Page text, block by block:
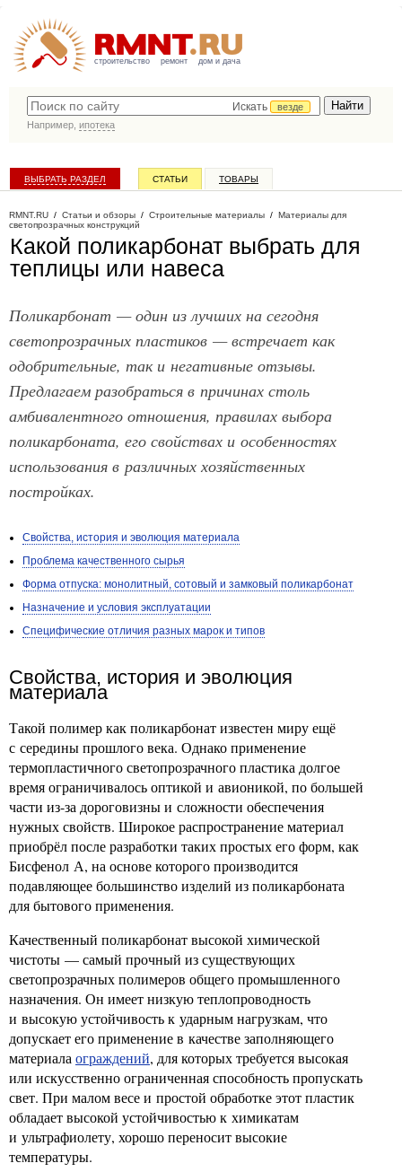
строительство ремонт дом и дача
Искать
везде
Например, ипотека
ВЫБРАТЬ РАЗДЕЛ СТАТЬИ ТОВАРЫ
RMNT.RU / Статьи и обзоры / Строительные материалы / Материалы для
светопрозрачных конструкций
Какой поликарбонат выбрать для
теплицы или навеса
Поликарбонат — один из лучших на сегодня
светопрозрачных пластиков — встречает как
одобрительные, так и негативные отзывы.
Предлагаем разобраться в причинах столь
амбивалентного отношения, правилах выбора
поликарбоната, его свойствах и особенностях
использования в различных хозяйственных
постройках.
Свойства, история и эволюция материала
Проблема качественного сырья
Форма отпуска: монолитный, сотовый и замковый поликарбонат
Назначение и условия эксплуатации
Специфические отличия разных марок и типов
Свойства, история и эволюция
материала
Такой полимер как поликарбонат известен миру ещё
с середины прошлого века. Однако применение
термопластичного светопрозрачного пластика долгое
время ограничивалось оптикой и авионикой, по большей
части из-за дороговизны и сложности обеспечения
нужных свойств. Широкое распространение материал
приобрёл после разработки таких простых его форм, как
Бисфенол А, на основе которого производится
подавляющее большинство изделий из поликарбоната
для бытового применения.
Качественный поликарбонат высокой химической
чистоты — самый прочный из существующих
светопрозрачных полимеров общего промышленного
назначения. Он имеет низкую теплопроводность
и высокую устойчивость к ударным нагрузкам, что
допускает его применение в качестве заполняющего
материала ограждений, для которых требуется высокая
или искусственно ограниченная способность пропускать
свет. При малом весе и простой обработке этот пластик
обладает высокой устойчивостью к химикатам
и ультрафиолету, хорошо переносит высокие
температуры.